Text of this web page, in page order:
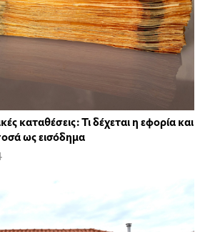
καταθέσεις: Τι δέχεται η εφορία και
ως εισόδημα